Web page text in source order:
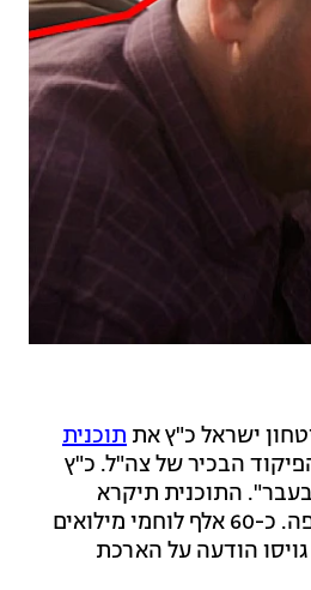
ישראל כ"ץ את תוכנית
הבכיר של צה"ל. כ"ץ
התוכנית תיקרא
"מרכבות גדעון ב'", ובמסגרתה ישלחו צווי המילואים הנדרשים לביצוע המתקפה. כ-60 אלף לוחמי מילואים
מילואימניקים שכבר גויסו הודעה על הארכת